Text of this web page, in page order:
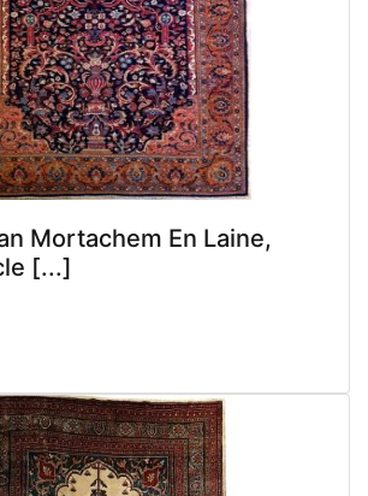
Mortachem En Laine,
[...]